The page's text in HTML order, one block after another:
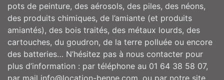
pots de peinture, des aérosols, des piles, des néons,
des produits chimiques, de l’amiante (et produits
amiantés), des bois traités, des métaux lourds, des
cartouches, du goudron, de la terre polluée ou encore
des batteries… N’hésitez pas à nous contacter pour
plus d’information : par téléphone au 01 64 38 58 07,